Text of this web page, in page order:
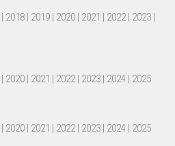
| 2018 | 2019 | 2020 | 2021 | 2022| 2023 |
| 2020 | 2021 | 2022| 2023 | 2024 | 2025
| 2020 | 2021 | 2022| 2023 | 2024 | 2025